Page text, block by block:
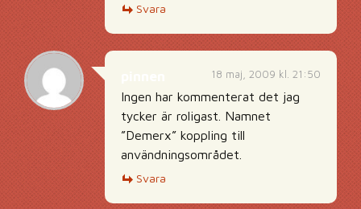
Svara
18 maj, 2009 kl. 21:50
Ingen har kommenterat det jag
tycker är roligast. Namnet
”Demerx” koppling till
användningsområdet.
Svara